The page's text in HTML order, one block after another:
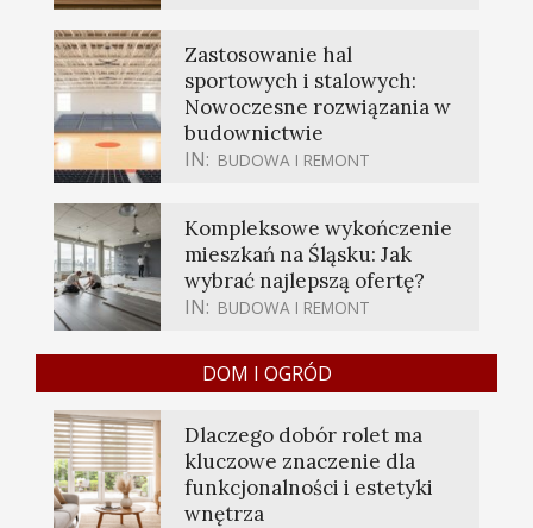
Zastosowanie hal
sportowych i stalowych:
Nowoczesne rozwiązania w
budownictwie
IN: BUDOWA I REMONT
Kompleksowe wykończenie
mieszkań na Śląsku: Jak
wybrać najlepszą ofertę?
IN: BUDOWA I REMONT
DOM I OGRÓD
Dlaczego dobór rolet ma
kluczowe znaczenie dla
funkcjonalności i estetyki
wnętrza